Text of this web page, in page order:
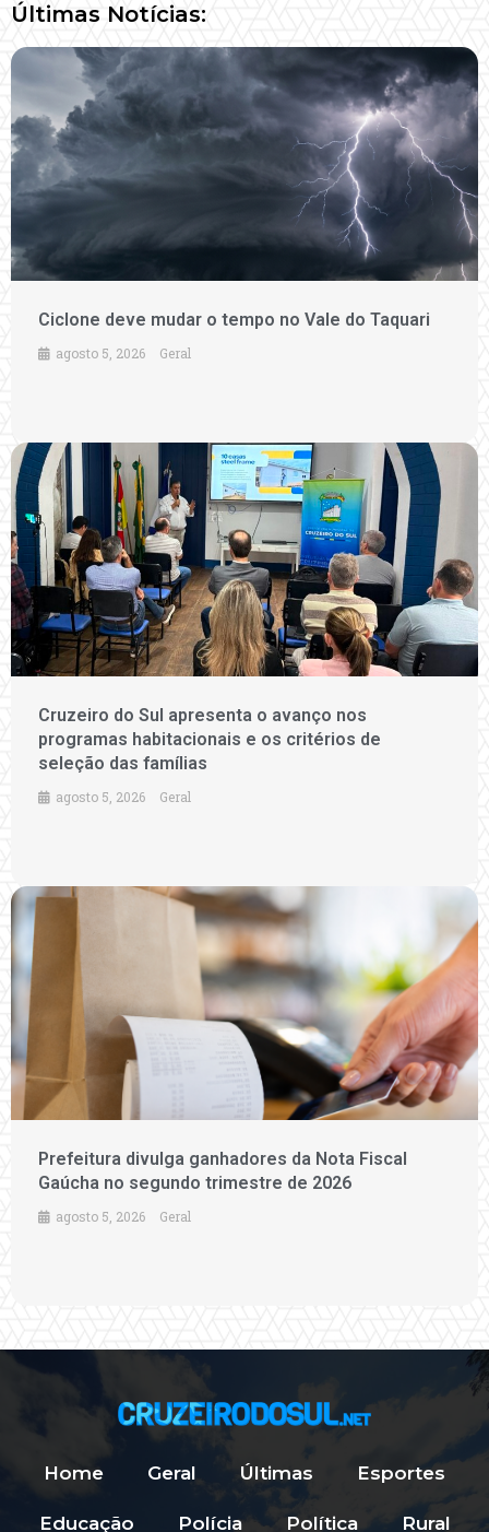
Últimas Notícias:
Ciclone deve mudar o tempo no Vale do Taquari
agosto 5, 2026 Geral
Cruzeiro do Sul apresenta o avanço nos
programas habitacionais e os critérios de
seleção das famílias
agosto 5, 2026 Geral
Prefeitura divulga ganhadores da Nota Fiscal
Gaúcha no segundo trimestre de 2026
agosto 5, 2026 Geral
Home Geral Últimas Esportes
Educação Polícia Política Rural